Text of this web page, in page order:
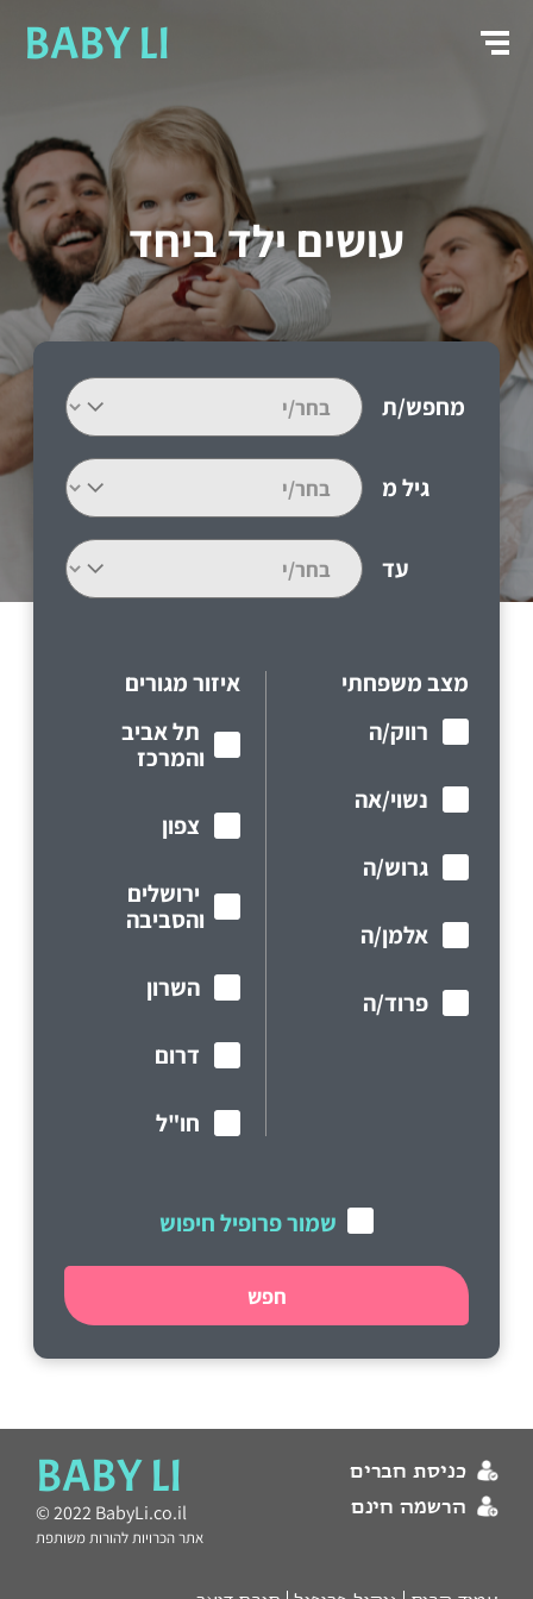
BABY LI
עושים ילד ביחד
מחפש/ת
גיל מ
עד
מצב משפחתי
רווק/ה
נשוי/אה
גרוש/ה
אלמן/ה
פרוד/ה
איזור מגורים
תל אביב
והמרכז
צפון
ירושלים
והסביבה
השרון
דרום
חו"ל
שמור פרופיל חיפוש
חפש
כניסת חברים
הרשמה חינם
BABY LI
© 2022 BabyLi.co.il
אתר הכרויות להורות משותפת